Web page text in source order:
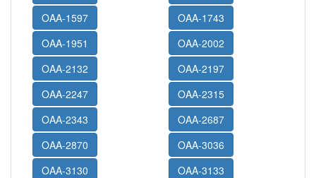
OAA-1597
OAA-1743
OAA-1951
OAA-2002
OAA-2132
OAA-2197
OAA-2247
OAA-2315
OAA-2343
OAA-2687
OAA-2870
OAA-3036
OAA-3130
OAA-3133